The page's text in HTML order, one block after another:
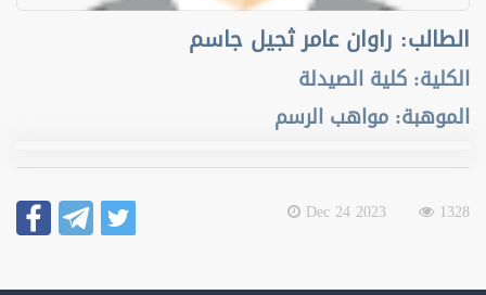
الطالب: راوان عامر ثجيل جاسم
الكلية: كلية الصيدلة
الموهبة: مواهب الرسم
1328
2023 Dec 24